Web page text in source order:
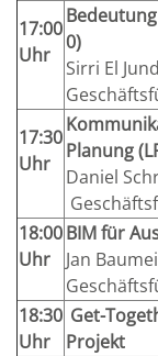
17:00
Uhr
0)
Sirri El
17:30
Uhr
Planung
Daniel
18:00
Uhr
BIM für
Jan
18:30
Uhr
Get-
Projekt